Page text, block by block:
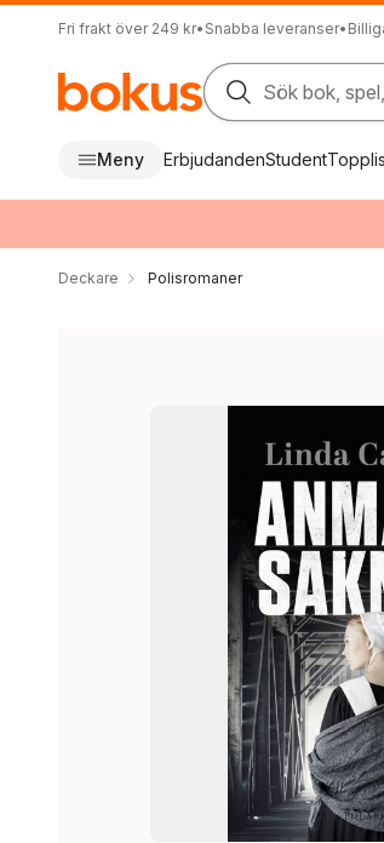
Fri frakt över 249 kr• Snabba leveranser•
Sök bok,
Meny ErbjudandenStudent
Deckare Polisromaner